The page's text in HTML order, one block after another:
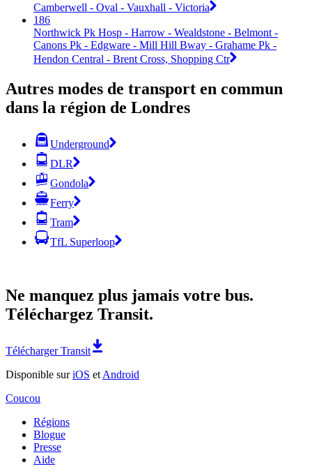
Camberwell - Oval - Vauxhall - Victoria
186
Northwick Pk Hosp - Harrow - Wealdstone - Belmont -
Canons Pk - Edgware - Mill Hill Bway - Grahame Pk -
Hendon Central - Brent Cross, Shopping Ctr
Autres modes de transport en commun
dans la région de Londres
Underground
DLR
Gondola
Ferry
Tram
TfL Superloop
Ne manquez plus jamais votre bus.
Téléchargez Transit.
Télécharger Transit
Disponible suriOS et Android
Coucou
Régions
Blogue
Presse
Aide